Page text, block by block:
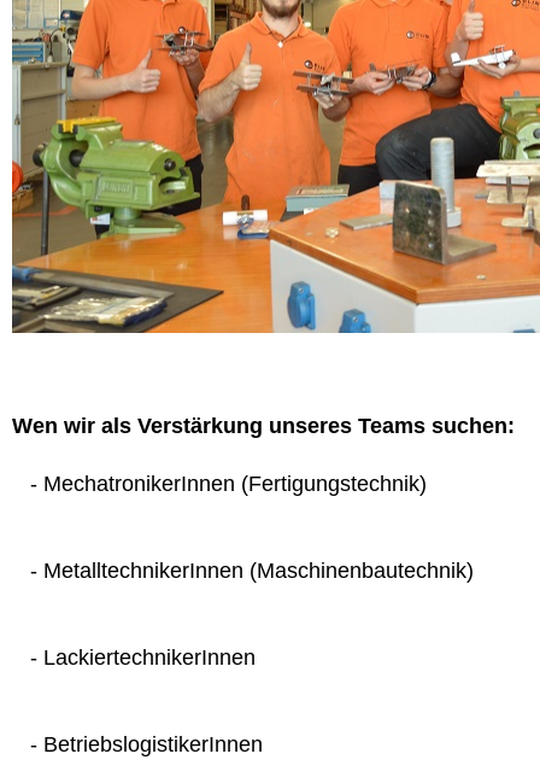
Wen wir als Verstärkung unseres Teams suchen:
- MechatronikerInnen (Fertigungstechnik)
- MetalltechnikerInnen (Maschinenbautechnik)
- LackiertechnikerInnen
- BetriebslogistikerInnen